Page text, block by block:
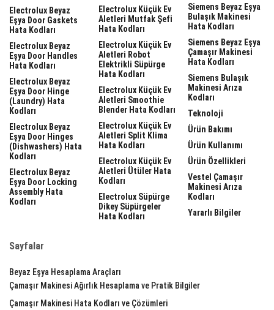
Electrolux Beyaz
Eşya Door Gaskets
Hata Kodları
Electrolux Beyaz
Eşya Door Handles
Hata Kodları
Electrolux Beyaz
Eşya Door Hinge
(laundry) Hata
Kodları
Electrolux Beyaz
Eşya Door Hinges
(dishwashers) Hata
Kodları
Electrolux Beyaz
Eşya Door Locking
Assembly Hata
Kodları
Electrolux Küçük Ev
Aletleri Mutfak Şefi
Hata Kodları
Electrolux Küçük Ev
Aletleri Robot
Elektrikli Süpürge
Hata Kodları
Electrolux Küçük Ev
Aletleri Smoothie
Blender Hata Kodları
Electrolux Küçük Ev
Aletleri Split Klima
Hata Kodları
Electrolux Küçük Ev
Aletleri Ütüler Hata
Kodları
Electrolux Süpürge
Dikey Süpürgeler
Hata Kodları
Siemens Beyaz Eşya
Bulaşık Makinesi
Hata Kodları
Siemens Beyaz Eşya
Çamaşır Makinesi
Hata Kodları
Siemens Bulaşık
Makinesi Arıza
Kodları
Teknoloji
Ürün Bakımı
Ürün Kullanımı
Ürün Özellikleri
Vestel Çamaşır
Makinesi Arıza
Kodları
Yararlı Bilgiler
Sayfalar
Beyaz Eşya Hesaplama Araçları
Çamaşır Makinesi Ağırlık Hesaplama ve Pratik Bilgiler
Çamaşır Makinesi Hata Kodları ve Çözümleri